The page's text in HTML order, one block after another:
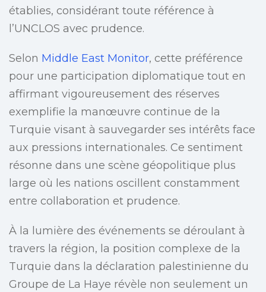
établies, considérant toute référence à
l’UNCLOS avec prudence.
Selon Middle East Monitor, cette préférence
pour une participation diplomatique tout en
affirmant vigoureusement des réserves
exemplifie la manœuvre continue de la
Turquie visant à sauvegarder ses intérêts face
aux pressions internationales. Ce sentiment
résonne dans une scène géopolitique plus
large où les nations oscillent constamment
entre collaboration et prudence.
À la lumière des événements se déroulant à
travers la région, la position complexe de la
Turquie dans la déclaration palestinienne du
Groupe de La Haye révèle non seulement un